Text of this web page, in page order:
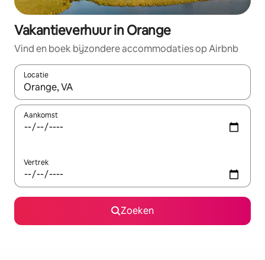
Vakantieverhuur in Orange
Vind en boek bijzondere accommodaties op Airbnb
Locatie
Wanneer er suggesties beschikbaar zijn, maak je een keuze
Aankomst
Vertrek
Zoeken